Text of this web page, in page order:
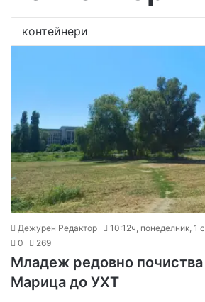
Дежурен Редактор
10:12ч, понеделник, 1
0
269
Младеж редовно почиства
Марица до УХТ